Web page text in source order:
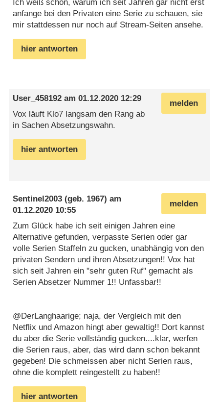
Ich weiß schon, warum ich seit Jahren gar nicht erst
anfange bei den Privaten eine Serie zu schauen, sie
mir stattdessen nur noch auf Stream-Seiten ansehe.
hier antworten
melden
User_458192 am01.12.2020 12:29
Vox läuft Klo7 langsam den Rang ab
in Sachen Absetzungswahn.
hier antworten
melden
Sentinel2003 (geb. 1967) am
01.12.2020 10:55
Zum Glück habe ich seit einigen Jahren eine
Alternative gefunden, verpasste Serien oder gar
volle Serien Staffeln zu gucken, unabhängig von den
privaten Sendern und ihren Absetzungen!! Vox hat
sich seit Jahren ein "sehr guten Ruf" gemacht als
Serien Absetzer Nummer 1!! Unfassbar!!
@DerLanghaarige; naja, der Vergleich mit den
Netflix und Amazon hingt aber gewaltig!! Dort kannst
du aber die Serie vollständig gucken....klar, werfen
die Serien raus, aber, das wird dann schon bekannt
gegeben! Die schmeissen aber nicht Serien raus,
ohne die komplett reingestellt zu haben!!
hier antworten